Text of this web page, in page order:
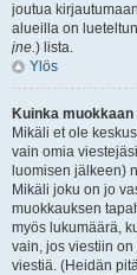
joutua
alueilla on
jne.) lista.
Ylös
Kuinka
Mikäli et ole
vain omia
luomisen jälkeen)
Mikäli joku on jo
muokkauksen
myös lukumäärä,
vain, jos viestiin
viestiä. (Heidän